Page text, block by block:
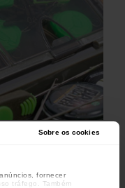
Sobre os cookies
fornecer
tráfego. Também